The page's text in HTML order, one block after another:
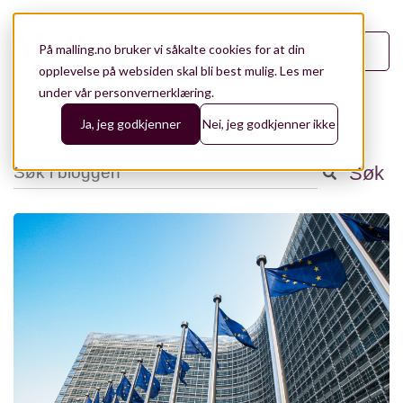
På malling.no bruker vi såkalte cookies for at din
opplevelse på websiden skal bli best mulig.Les mer
under vår personvernerklæring.
Ja, jeg godkjenner Nei, jeg godkjenner ikke
Malling.no / Blogg / 09
+ Tema
Analyse
141
Aktuelt
98
Eiendomsforvaltning
Bærekraft og ESG
Utleie og konseptutvikling
Leietakerrådgiving
28
Teknologi
28
Referanser
19
Dette er et søkefelt med en tilhørende funksjon for Søk